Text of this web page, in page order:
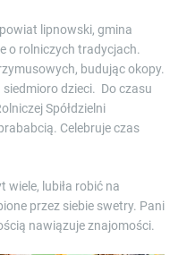
lipnowski, gmina
o rolniczych tradycjach.
budując okopy.
siedmioro dzieci. Do czasu
Spółdzielni
Celebruje czas
wiele, lubiła robić na
przez siebie swetry. Pani
nawiązuje znajomości.